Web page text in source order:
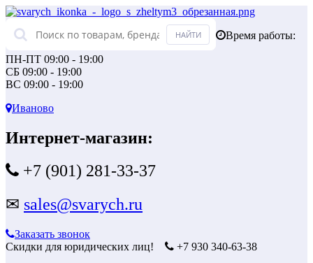
Время работы:
ПН-ПТ 09:00 - 19:00
СБ 09:00 - 19:00
ВС 09:00 - 19:00
Иваново
Интернет-магазин:
+7 (901) 281-33-37
✉ sales@svarych.ru
Заказать звонок
Скидки для юридических лиц!
+7 930 340-63-38